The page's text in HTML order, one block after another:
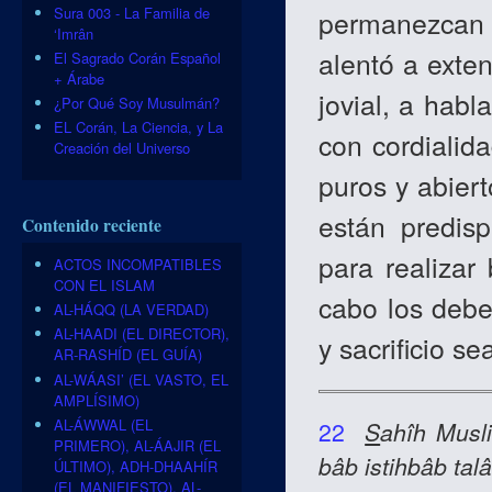
alentó a
jovial, a
con
puros y
están
para
cabo los
y sacrificio
22 Sahîh
bâb istihbâb
Sura 003 - La Familia de
‘Imrân
El Sagrado Corán Español
+ Árabe
¿Por Qué Soy Musulmán?
EL Corán, La Ciencia, y La
Creación del Universo
Contenido reciente
ACTOS INCOMPATIBLES
CON EL ISLAM
AL-HÁQQ (LA VERDAD)
AL-HAADI (EL DIRECTOR),
AR-RASHÍD (EL GUÍA)
AL-WÁASI’ (EL VASTO, EL
AMPLÍSIMO)
AL-ÁWWAL (EL
PRIMERO), AL-ÁAJIR (EL
ÚLTIMO), ADH-DHAAHÍR
(EL MANIFIESTO), AL-